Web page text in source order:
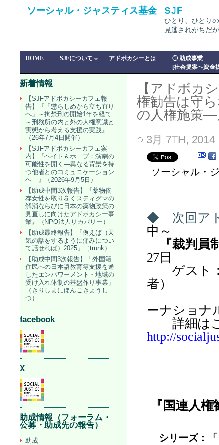
ソーシャル・ジャスティス基金 SJF
ひとり、ひとり
見逃されがちだ
HOME SJFについて アドボカシーとは
① 助成事業
[社会提案へ資金
【アドボカ
権勧告は守
の人権施策―
3月 7TH, 2014
ソーシャル・
◆ 次回ア
中～
『裁判
27 日
ゲスト：
者）
ーナショナ
詳細は
http://
『国連人
シリーズ：
新着情報
【SJFアドボカシーカフェ報
告】『「懲らしめから立ち直り
へ」～拘禁刑の開始1年を経て
～刑務所の内と外の人権意識と
実態から考える支援の実践』
（26年7月4日開催）
【SJFアドボカシーカフェ案
内】『ヘイト＆ホープ：演劇の
可能性を開く―異なる背景を持
つ他者とのコミュニケーション
へ―』（2026年9月5日）
【助成中間3次報告】『薬物依
存女性を取り巻くスティグマの
解消ならびに日本の薬物政策の
見直しに向けたアドボカシー事
業』（NPO法人リカバリー）
【助成最終報告】「例えば（天
気の話をするように痛みについ
て話せれば）2025」（trunk）
【助成中間3次報告】「外国籍
住民への日本語教育等支援を通
したエンパワーメント・地域の
受け入れ体制の基盤作り事業」
（きりしまにほんごきょうし
つ）
facebook
X
助成情報（フォーラム・
公募・助成先の報告）
助成